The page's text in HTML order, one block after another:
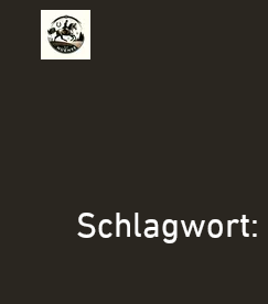
Schlagwort: